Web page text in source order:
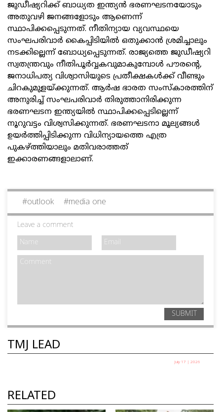
ജുഡീഷ്യറിക്ക് ബാധ്യത ഇന്ത്യന്‍ ഭരണഘടനയോടും
അതുവഴി ജനങ്ങളോടും ആണെന്ന്
സ്ഥാപിക്കപ്പെടുന്നത്. നീതിന്യായ വ്യവസ്ഥയെ
സംഘപരിവാര്‍ കൈപ്പിടിയില്‍ ഒതുക്കാന്‍ ശ്രമിച്ചാലും
നടക്കില്ലെന്ന് ബോധ്യപ്പെടുന്നത്. രാജ്യത്തെ ജുഡീഷ്യറി
സ്വതന്ത്രവും നീതിപൂര്‍വ്വകവുമാകുമ്പോള്‍ പൗരന്റെ,
ജനാധിപത്യ വിശ്വാസിയുടെ പ്രതീക്ഷകള്‍ക്ക് വീണ്ടും
ചിറകുമുളയ്ക്കുന്നത്. ആര്‍ഷ ഭാരത സംസ്‌കാരത്തിന്
അനുരിച്ച് സംഘപരിവാര്‍ തിരുത്താനിരിക്കുന്ന
ഭരണഘടന ഇന്ത്യയില്‍ സ്ഥാപിക്കപ്പെടില്ലെന്ന്
നൂറുവട്ടം വിശ്വസിക്കുന്നത്. ഭരണഘടനാ മൂല്യങ്ങള്‍
ഉയര്‍ത്തിപ്പിടിക്കുന്ന വിധിന്യായത്തെ എത്ര
പുകഴ്ത്തിയാലും മതിവരാത്തത്
ഇക്കാരണങ്ങളാലാണ്.
#outlook #media one
Leave a comment
SUBMIT
TMJ LEAD
July 17 | 2026
RELATED